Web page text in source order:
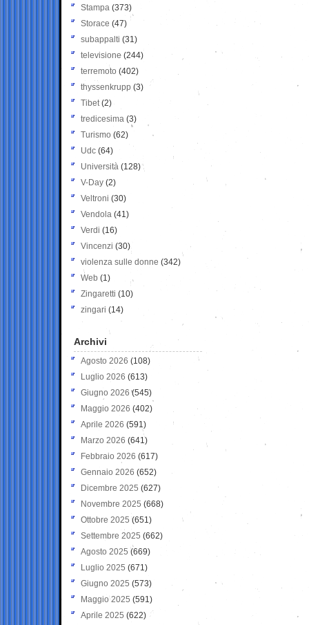
Stampa (373)
Storace (47)
subappalti (31)
televisione(244)
terremoto (402)
thyssenkrupp (3)
Tibet(2)
tredicesima (3)
Turismo (62)
Udc (64)
Università (128)
V-Day (2)
Veltroni (30)
Vendola (41)
Verdi (16)
Vincenzi (30)
violenza sulle donne (342)
Web (1)
Zingaretti (10)
zingari (14)
Archivi
Agosto 2026 (108)
Luglio 2026 (613)
Giugno 2026 (545)
Maggio 2026 (402)
Aprile 2026 (591)
Marzo 2026 (641)
Febbraio 2026 (617)
Gennaio 2026 (652)
Dicembre 2025 (627)
Novembre 2025 (668)
Ottobre 2025 (651)
Settembre 2025 (662)
Agosto 2025 (669)
Luglio 2025 (671)
Giugno 2025 (573)
Maggio 2025 (591)
Aprile 2025 (622)